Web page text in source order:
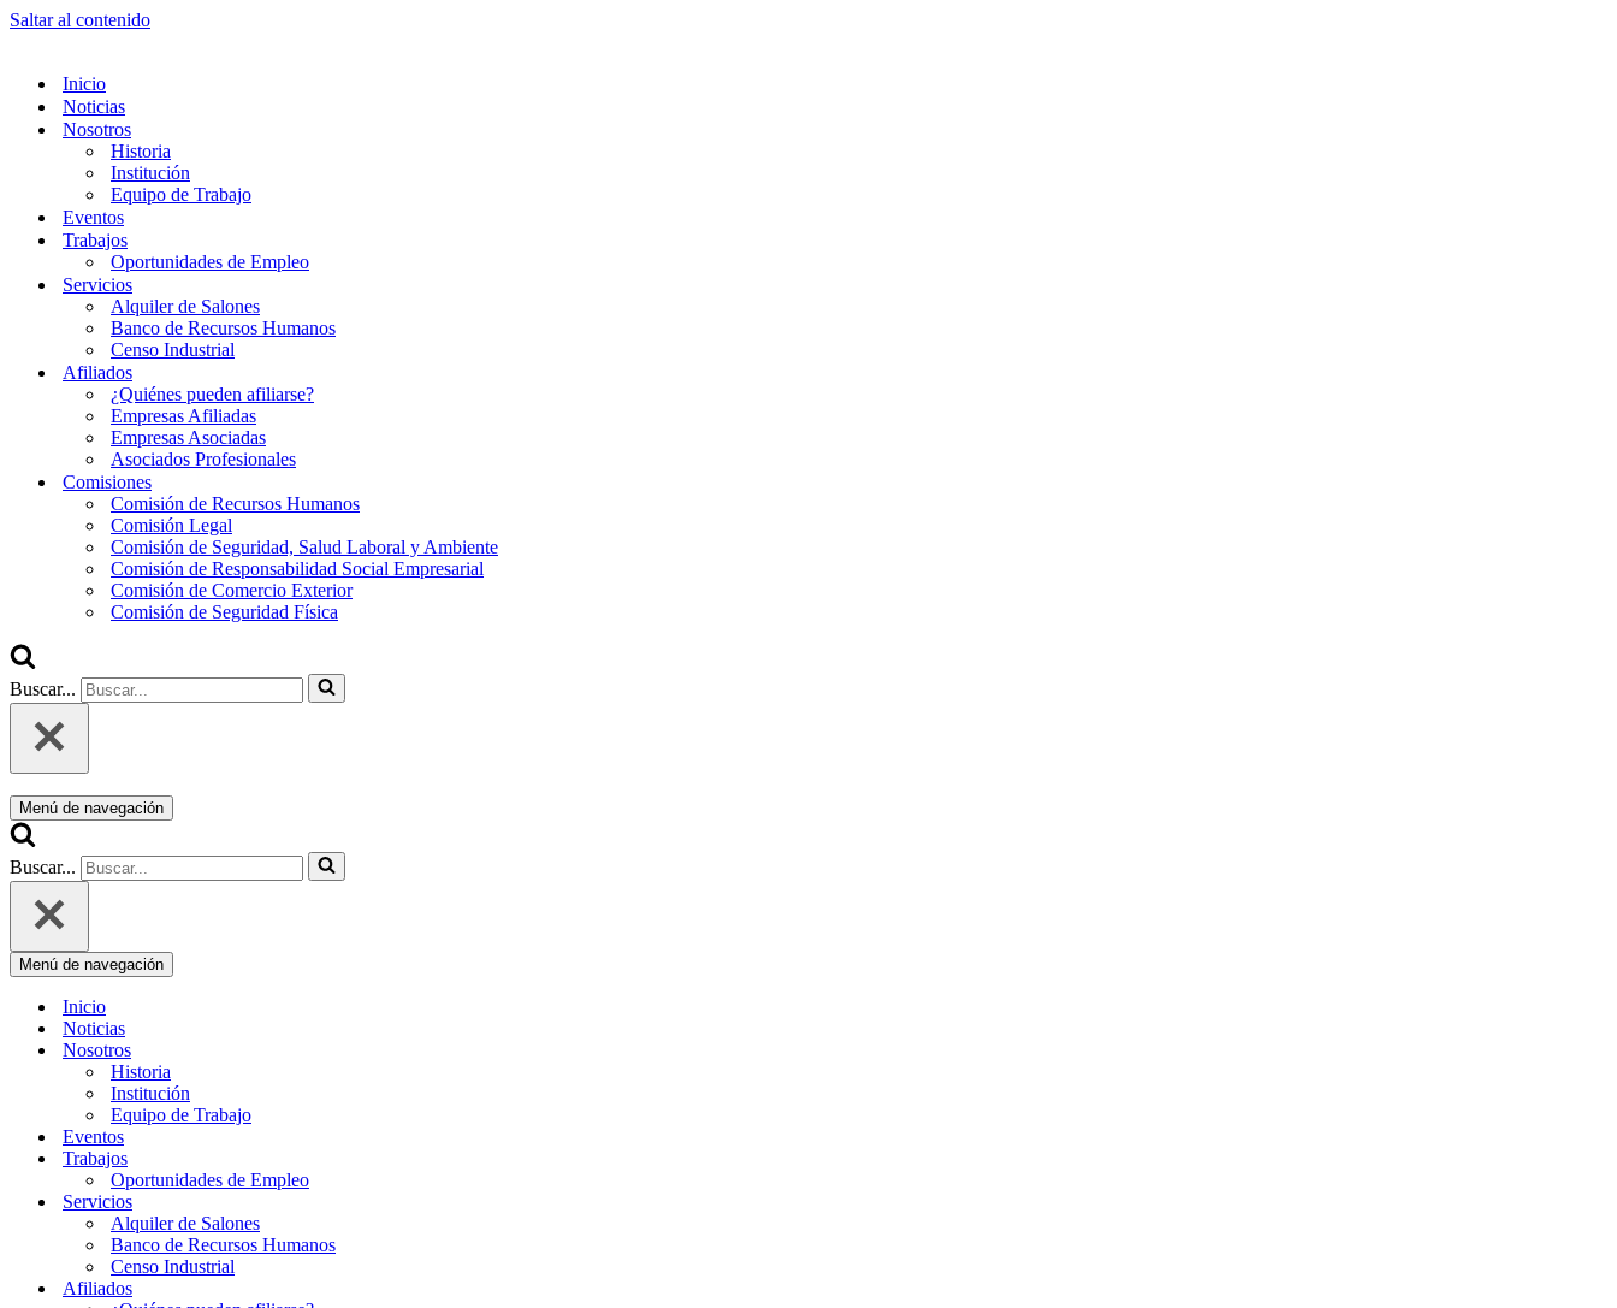
Saltar al contenido
Inicio
Noticias
Nosotros
Historia
Institución
Equipo de Trabajo
Eventos
Trabajos
Oportunidades de Empleo
Servicios
Alquiler de Salones
Banco de Recursos Humanos
Censo Industrial
Afiliados
¿Quiénes pueden afiliarse?
Empresas Afiliadas
Empresas Asociadas
Asociados Profesionales
Comisiones
Comisión de Recursos Humanos
Comisión Legal
Comisión de Seguridad, Salud Laboral y Ambiente
Comisión de Responsabilidad Social Empresarial
Comisión de Comercio Exterior
Comisión de Seguridad Física
Buscar...
Menú de navegación
Buscar...
Menú de navegación
Inicio
Noticias
Nosotros
Historia
Institución
Equipo de Trabajo
Eventos
Trabajos
Oportunidades de Empleo
Servicios
Alquiler de Salones
Banco de Recursos Humanos
Censo Industrial
Afiliados